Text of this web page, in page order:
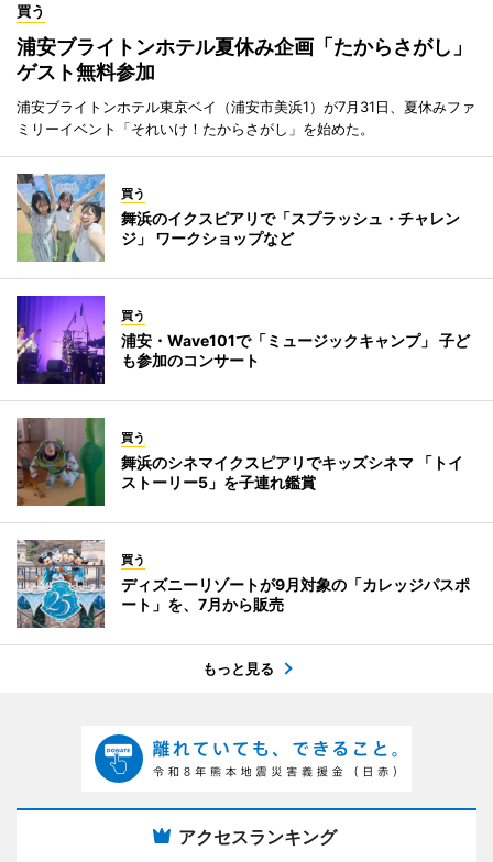
買う
浦安ブライトンホテル夏休み企画「たからさがし」
ゲスト無料参加
浦安ブライトンホテル東京ベイ（浦安市美浜1）が7月31日、夏休みファ
ミリーイベント「それいけ！たからさがし」を始めた。
買う
舞浜のイクスピアリで「スプラッシュ・チャレン
ジ」 ワークショップなど
買う
浦安・Wave101で「ミュージックキャンプ」 子ど
も参加のコンサート
買う
舞浜のシネマイクスピアリでキッズシネマ 「トイ
ストーリー5」を子連れ鑑賞
買う
ディズニーリゾートが9月対象の「カレッジパスポ
ート」を、7月から販売
もっと見る
アクセスランキング